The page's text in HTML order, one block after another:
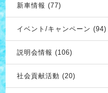
新車情報 (77)
イベント/キャンペーン (94)
説明会情報 (106)
社会貢献活動 (20)